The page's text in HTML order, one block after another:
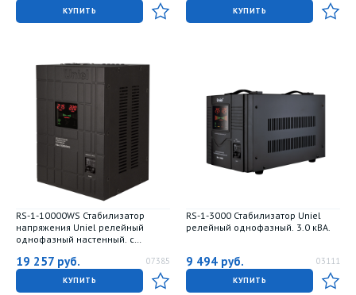
КУПИТЬ КУПИТЬ
RS-1-10000WS Стабилизатор
напряжения Uniel релейный
однофазный настенный. с
10000ВА
19 257 руб. 07385
КУПИТЬ
RS-1-3000 Стабилизатор Uniel
релейный однофазный. 3.0 кВА.
9 494 руб. 03111
КУПИТЬ